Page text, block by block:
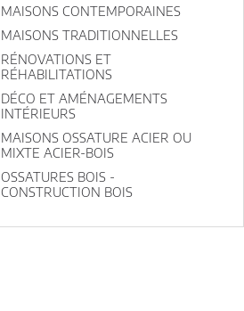
MAISONS CONTEMPORAINES
MAISONS TRADITIONNELLES
RÉNOVATIONS ET
RÉHABILITATIONS
DÉCO ET AMÉNAGEMENTS
INTÉRIEURS
MAISONS OSSATURE ACIER OU
MIXTE ACIER-BOIS
OSSATURES BOIS -
CONSTRUCTION BOIS